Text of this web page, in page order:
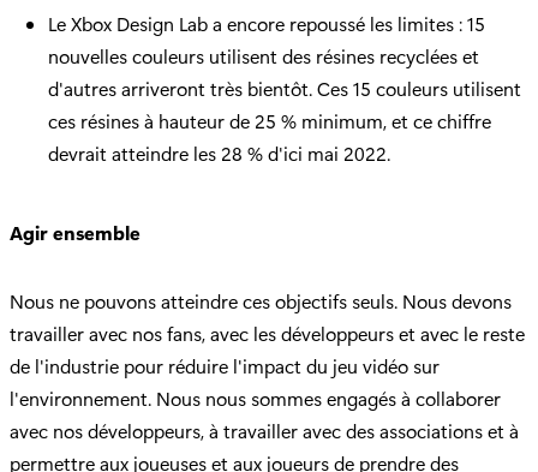
Le Xbox Design Lab a encore repoussé les limites : 15
nouvelles couleurs utilisent des résines recyclées et
d'autres arriveront très bientôt. Ces 15 couleurs utilisent
ces résines à hauteur de 25 % minimum, et ce chiffre
devrait atteindre les 28 % d'ici mai 2022.
Agir ensemble
Nous ne pouvons atteindre ces objectifs seuls. Nous devons
travailler avec nos fans, avec les développeurs et avec le reste
de l'industrie pour réduire l'impact du jeu vidéo sur
l'environnement. Nous nous sommes engagés à collaborer
avec nos développeurs, à travailler avec des associations et à
permettre aux joueuses et aux joueurs de prendre des